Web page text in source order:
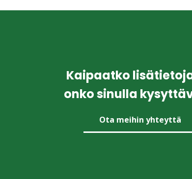
Kaipaatko
onko sinulla
Ota meihin yhteyttä